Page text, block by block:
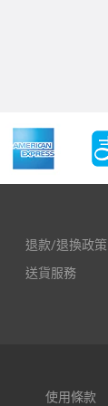
退款/退換政策
送貨服務
使用條款